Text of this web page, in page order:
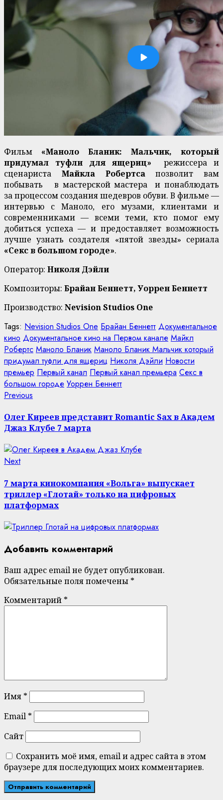
Фильм «Маноло Бланик: Мальчик, который
придумал туфли для ящериц» режиссера и
сценариста Майкла Робертсапозволит вам
побывать в мастерской мастера и понаблюдать
за процессом создания шедевров обуви. В фильме —
интервью с Маноло, его музами, клиентами и
современниками — всеми теми, кто помог ему
добиться успеха — и предоставляет возможность
лучше узнать создателя «пятой звезды» сериала
«Секс в большом городе».
Оператор: Николя Дэйли
Композиторы: Брайан Беннетт, Уоррен Беннетт
Производство: Nevision Studios One
Tags: Nevision Studios One Брайан Беннетт Документальное
кино Документальное кино на Первом канале Майкл
Робертс Маноло Бланик Маноло Бланик Мальчик который
придумал туфли для ящериц Николя Дэйли Новости
премьер Первый канал Первый канал премьера Секс в
большом городе Уоррен Беннетт
Continue
Reading
Previous
Олег Киреев представит Romantic Sax в Академ
Джаз Клубе 7 марта
NextNext
7 марта кинокомпания «Вольга» выпускает
триллер «Глотай» только на цифровых
платформах
Добавить комментарий
Ваш адрес email не будет опубликован.
Обязательные поля помечены *
Комментарий *
Имя *
Email *
Сайт
Сохранить моё имя, email и адрес сайта в этом
браузере для последующих моих комментариев.